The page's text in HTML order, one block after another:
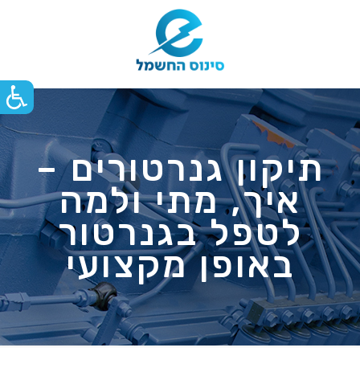
תיקון גנרטורים –
איך, מתי ולמה
לטפל בגנרטור
באופן מקצועי